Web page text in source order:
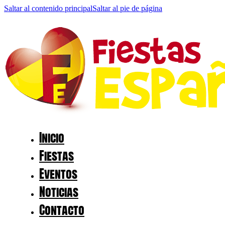
Saltar al contenido principalSaltar al pie de página
Inicio
Fiestas
Eventos
Noticias
Contacto